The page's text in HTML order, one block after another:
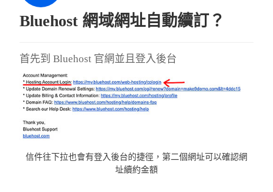
Bluehost 網域網址自動續訂？
首先到 Bluehost 官網並且登入後台
信件往下拉也會有登入後台的捷徑，第二個網址可以確認網
址續約金額